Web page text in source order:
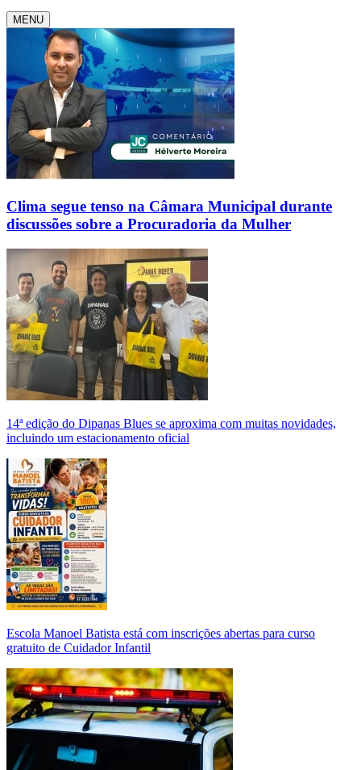
MENU
Clima segue tenso na Câmara Municipal durante
discussões sobre a Procuradoria da Mulher
14ª edição do Dipanas Blues se aproxima com muitas novidades,
incluindo um estacionamento oficial
Escola Manoel Batista está com inscrições abertas para curso
gratuito de Cuidador Infantil